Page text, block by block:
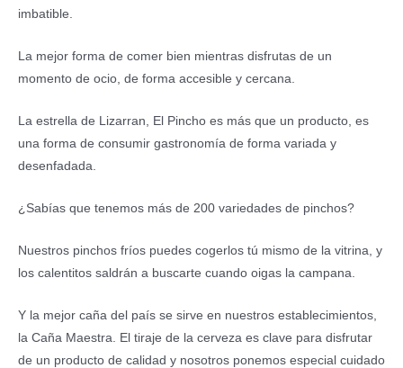
imbatible.
La mejor forma de comer bien mientras disfrutas de un
momento de ocio, de forma accesible y cercana.
La estrella de Lizarran, El Pincho es más que un producto, es
una forma de consumir gastronomía de forma variada y
desenfadada.
¿Sabías que tenemos más de 200 variedades de pinchos?
Nuestros pinchos fríos puedes cogerlos tú mismo de la vitrina, y
los calentitos saldrán a buscarte cuando oigas la campana.
Y la mejor caña del país se sirve en nuestros establecimientos,
la Caña Maestra. El tiraje de la cerveza es clave para disfrutar
de un producto de calidad y nosotros ponemos especial cuidado